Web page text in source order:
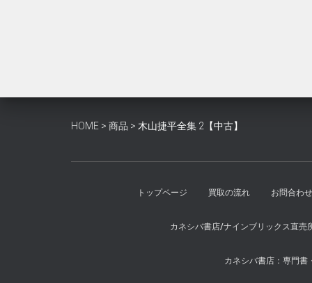
HOME > 商品 > 木山捷平全集 2【中古】
トップページ 買取の流れ お問合わ
カネシバ書店/ナインブリックス直売
カネシバ書店：専門書